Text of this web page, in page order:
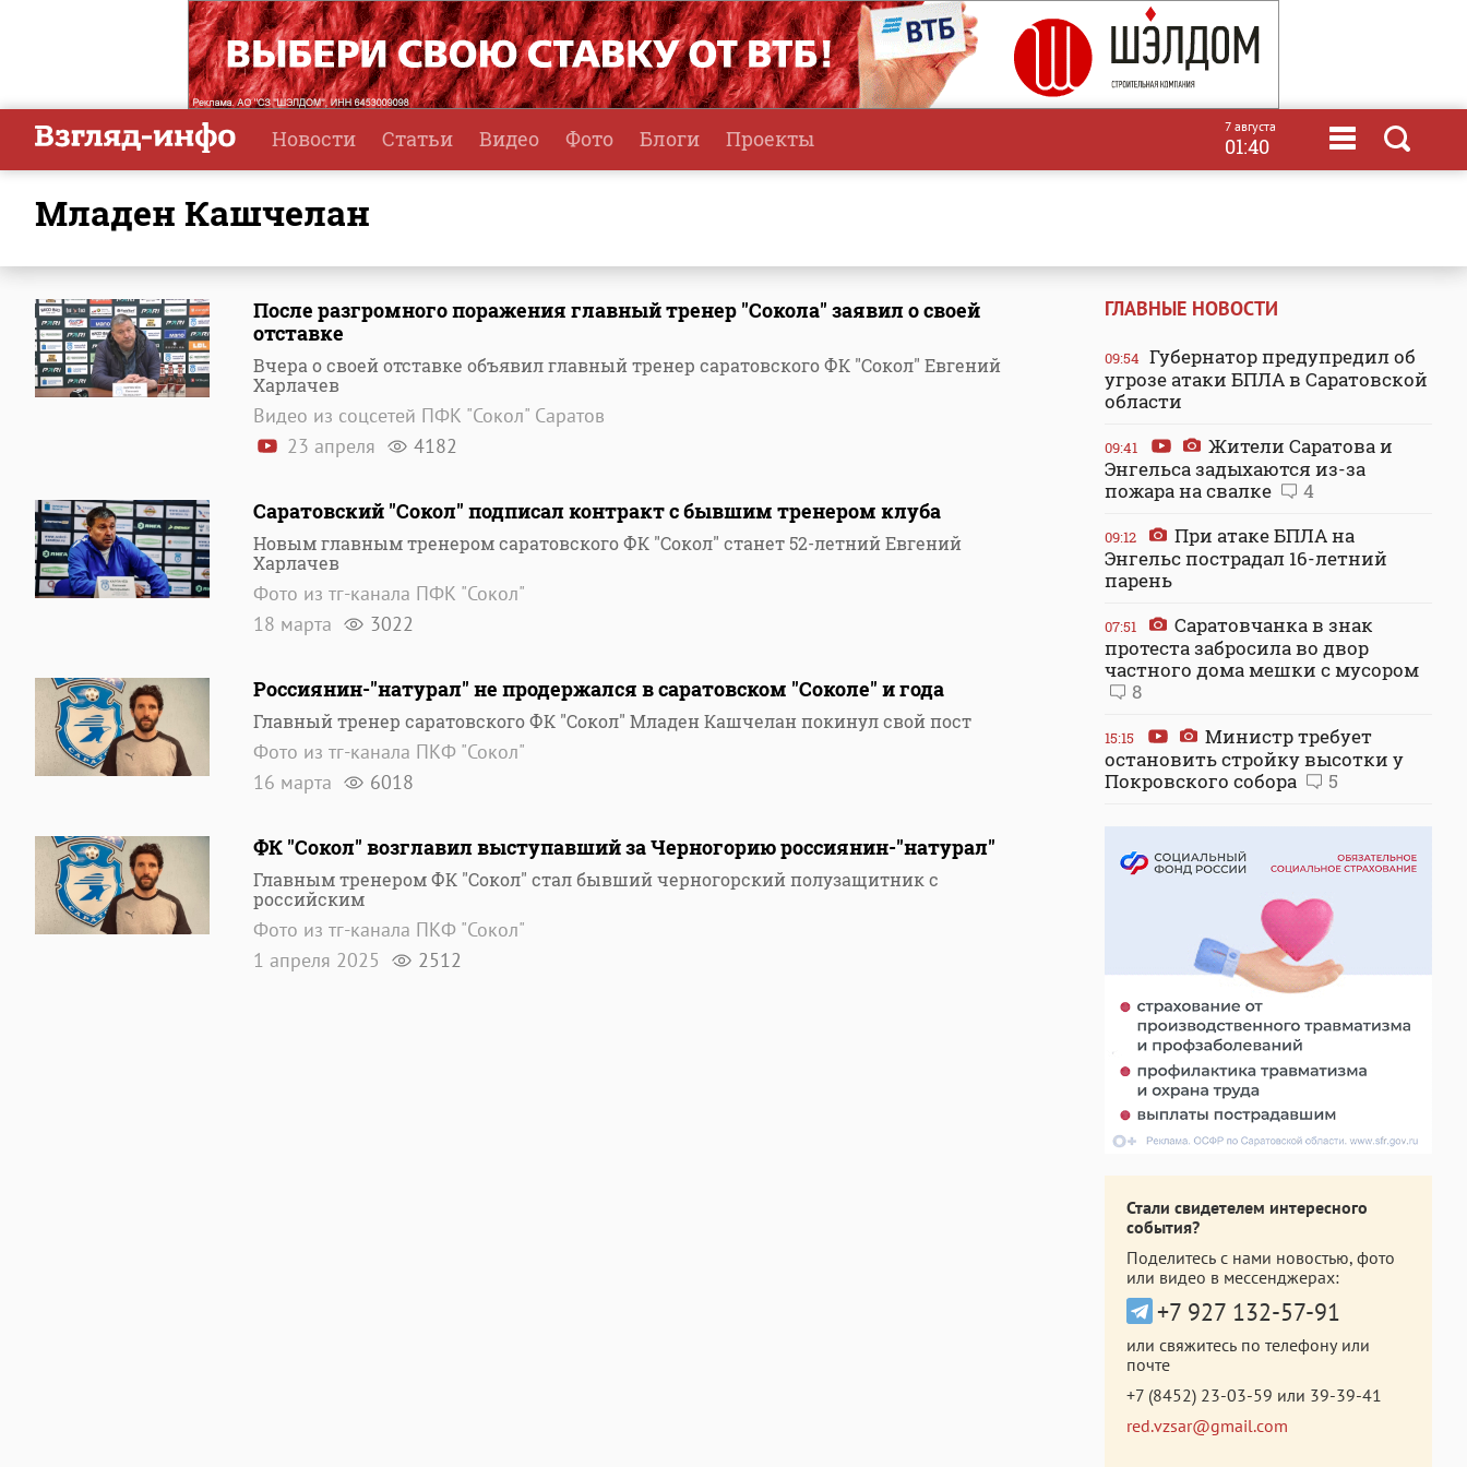
Новости Статьи Видео Фото Блоги Проекты 7 августа
01:40
Младен Кашчелан
После разгромного поражения главный тренер "Сокола" заявил о своей
отставке
Вчера о своей отставке объявил главный тренер саратовского ФК "Сокол" Евгений
Харлачев
Видео из соцсетей ПФК "Сокол" Саратов
23 апреля
4182
Саратовский "Сокол" подписал контракт с бывшим тренером клуба
Новым главным тренером саратовского ФК "Сокол" станет 52-летний Евгений
Харлачев
Фото из тг-канала ПФК "Сокол"
18 марта
3022
Россиянин-"натурал" не продержался в саратовском "Соколе" и года
Главный тренер саратовского ФК "Сокол" Младен Кашчелан покинул свой пост
Фото из тг-канала ПКФ "Сокол"
16 марта
6018
ФК "Сокол" возглавил выступавший за Черногорию россиянин-"натурал"
Главным тренером ФК "Сокол" стал бывший черногорский полузащитник с
российским
Фото из тг-канала ПКФ "Сокол"
1 апреля 2025
2512
ГЛАВНЫЕ НОВОСТИ
09:54 Губернатор предупредил об
угрозе атаки БПЛА в Саратовской
области
09:41
Жители Саратова и
Энгельса задыхаются из-за
пожара на свалке
4
09:12
При атаке БПЛА на
Энгельс пострадал 16-летний
парень
07:51
Саратовчанка в знак
протеста забросила во двор
частного дома мешки с мусором
8
15:15
Министр требует
остановить стройку высотки у
Покровского собора
5
Стали свидетелем интересного
события?
Поделитесь с нами новостью, фото
или видео в мессенджерах:
+7 927 132-57-91
или свяжитесь по телефону или
почте
+7 (8452) 23-03-59 или 39-39-41
red.vzsar@gmail.com